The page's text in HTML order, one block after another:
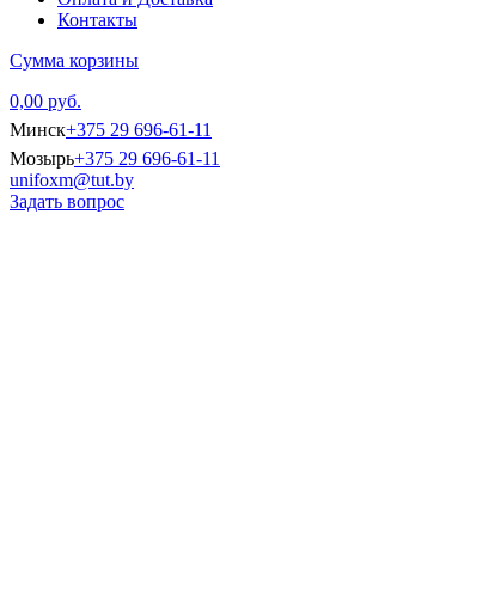
Контакты
Сумма корзины
0,00 руб.
Минск+375 29 696-61-11
Мозырь+375 29 696-61-11
unifoxm@tut.by
Задать вопрос